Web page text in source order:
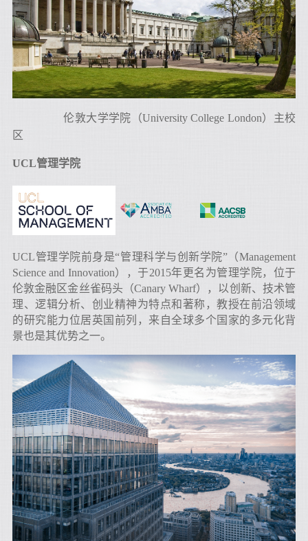
伦敦大学学院（University College London）主校
区
UCL管理学院
UCL管理学院前身是“管理科学与创新学院”（Management
Science and Innovation），于2015年更名为管理学院，位于
伦敦金融区金丝雀码头（Canary Wharf），以创新、技术管
理、逻辑分析、创业精神为特点和著称，教授在前沿领域
的研究能力位居英国前列，来自全球多个国家的多元化背
景也是其优势之一。